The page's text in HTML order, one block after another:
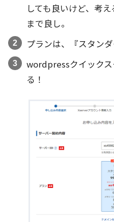
しても良いけど、考
まで良し。
プランは、『スタン
wordpressクイック
る！